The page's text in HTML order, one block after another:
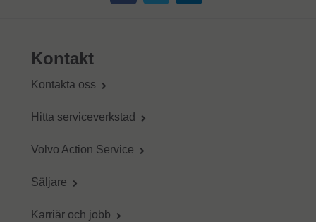
Kontakt
Kontakta oss
Hitta serviceverkstad
Volvo Action Service
Säljare
Karriär och jobb